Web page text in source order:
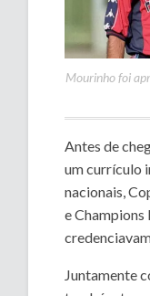
Mourinho foi
Antes de
um currículo
nacionais,
e Champions
Juntamente